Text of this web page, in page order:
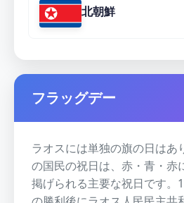
北朝鮮
フラッグデー
ラオスには単独の旗の日はあ
の国民の祝日は、赤・青・赤
掲げられる主要な祝日です。